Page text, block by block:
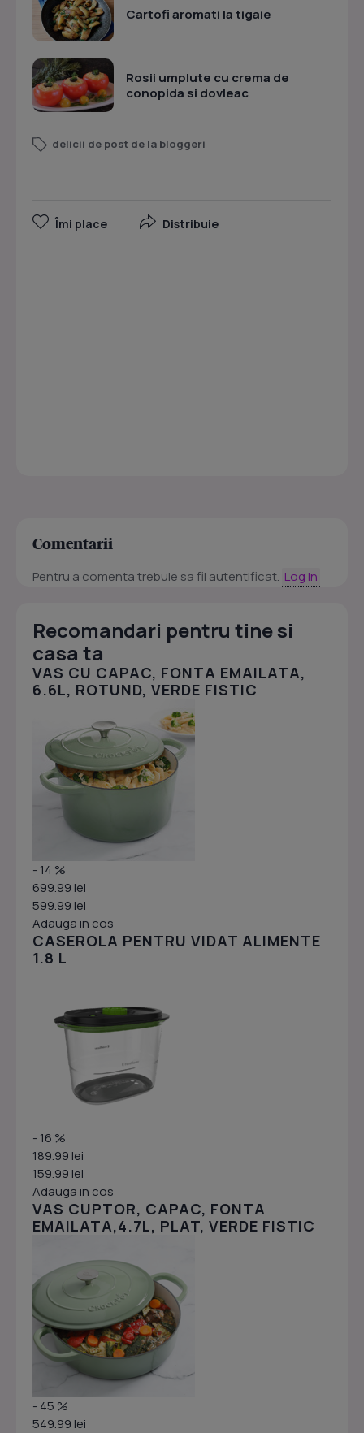
Cartofi aromati la tigaie
Rosii umplute cu crema de
conopida si dovleac
delicii de post de la bloggeri
Îmi place Distribuie
Comentarii
Pentru a comenta trebuie sa fii autentificat. Log in
Recomandari pentru tine si
casa ta
VAS CU CAPAC, FONTA EMAILATA,
6.6L, ROTUND, VERDE FISTIC
- 14 %
699.99 lei
599.99 lei
Adauga in cos
CASEROLA PENTRU VIDAT ALIMENTE
1.8 L
- 16 %
189.99 lei
159.99 lei
Adauga in cos
VAS CUPTOR, CAPAC, FONTA
EMAILATA,4.7L, PLAT, VERDE FISTIC
- 45 %
549.99 lei